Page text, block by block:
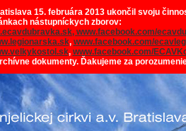
15. februára 2013 ukončil svoju
nástupníckych zborov:
www.facebook.com/
, www.facebook.com/
, www.facebook.com/
dokumenty. Ďakujeme za